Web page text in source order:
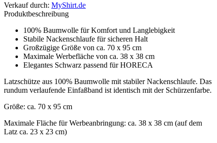
Verkauf durch: MyShirt.de
Produktbeschreibung
100% Baumwolle für Komfort und Langlebigkeit
Stabile Nackenschlaufe für sicheren Halt
Großzügige Größe von ca. 70 x 95 cm
Maximale Werbefläche von ca. 38 x 38 cm
Elegantes Schwarz passend für HORECA
Latzschütze aus 100% Baumwolle mit stabiler Nackenschlaufe. Das
rundum verlaufende Einfaßband ist identisch mit der Schürzenfarbe.
Größe: ca. 70 x 95 cm
Maximale Fläche für Werbeanbringung: ca. 38 x 38 cm (auf dem
Latz ca. 23 x 23 cm)